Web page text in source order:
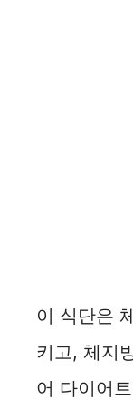
이 식단은
키고, 체지
어 다이어